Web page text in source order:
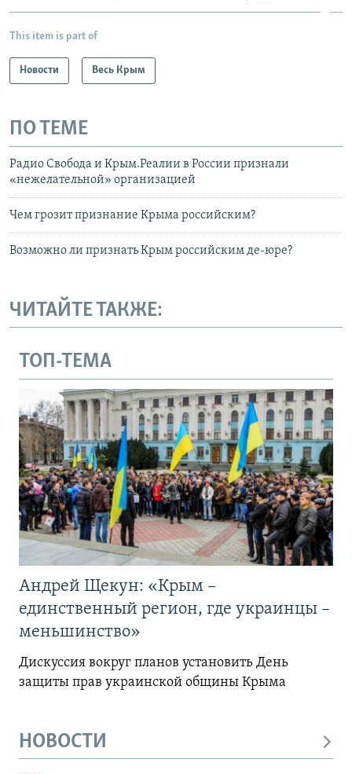
This item is part of
Новости Весь Крым
ПО ТЕМЕ
Радио Свобода и Крым.Реалии в России признали
«нежелательной» организацией
Чем грозит признание Крыма российским?
Возможно ли признать Крым российским де-юре?
ЧИТАЙТЕ ТАКЖЕ:
ТОП-ТЕМА
Андрей Щекун: «Крым –
единственный регион, где украинцы –
меньшинство»
Дискуссия вокруг планов установить День
защиты прав украинской общины Крыма
НОВОСТИ